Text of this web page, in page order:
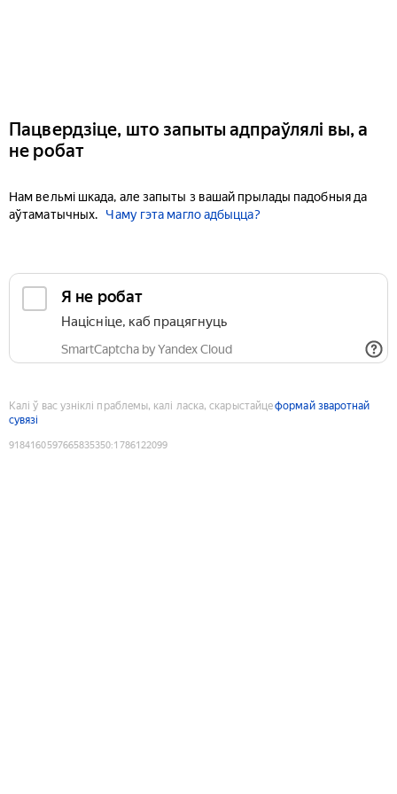
Пацвердзіце, што запыты адпраўлялі вы, а
не робат
Нам вельмі шкада, але запыты з вашай прылады падобныя да
аўтаматычных.
Чаму гэта магло адбыцца?
Я не робат
Націсніце, каб працягнуць
SmartCaptcha by Yandex Cloud
Калі ў вас узніклі праблемы, калі ласка, скарыстайцеформай зваротнай
сувязі
9184160597665835350:1786122099